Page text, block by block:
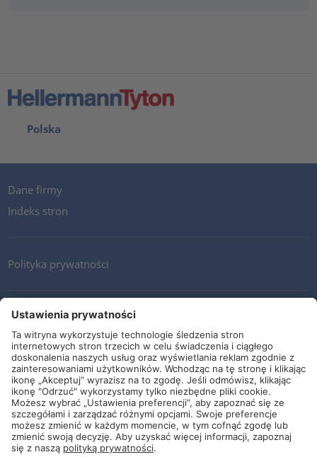
Polska
Dane firmy
Indeks stron
Polityka prywatności
Kontakt
Newsletter
Ogólne warunki i dostawy
Wytyczne i zobowiązania